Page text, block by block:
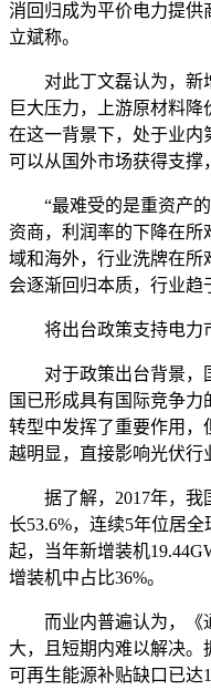
消回归成为平价电力提供
立斌称。
对此丁文磊认为，新
巨大压力，上游原材料降
在这一背景下，处于业内
可以从国外市场获得支撑
“最难受的是重资产的
资商，利润率的下降在所
域和海外，行业洗牌在所
会逐渐回归本质，行业趋
将出台政策支持电力
对于政策出台背景，
国已形成具有国际竞争
转型中发挥了重要作用，
越明显，直接影响光伏行
据了解，2017年，我
长53.6%，连续5年位居
起，当年新增装机
增装机中占比36%。
而业内普遍认为，《
大，且短期内难以解决。
可再生能源补贴缺口已达